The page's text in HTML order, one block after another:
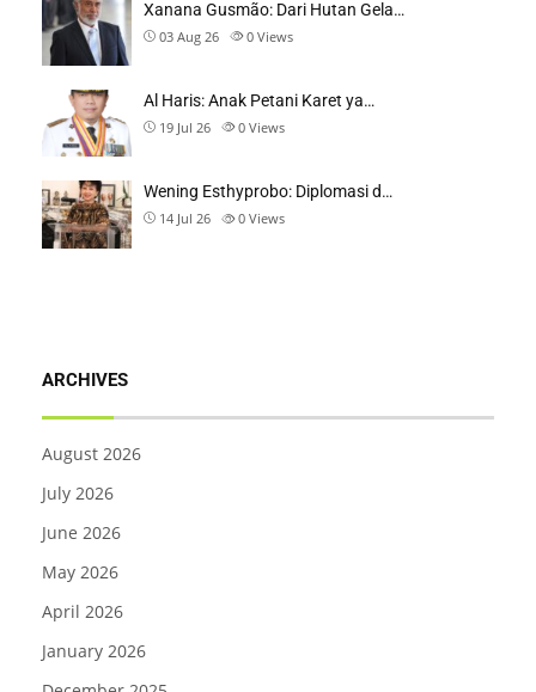
Xanana Gusmão: Dari Hutan Gela…
03 Aug 26 0 Views
Al Haris: Anak Petani Karet ya…
19 Jul 26 0 Views
Wening Esthyprobo: Diplomasi d…
14 Jul 26 0 Views
ARCHIVES
August 2026
July 2026
June 2026
May 2026
April 2026
January 2026